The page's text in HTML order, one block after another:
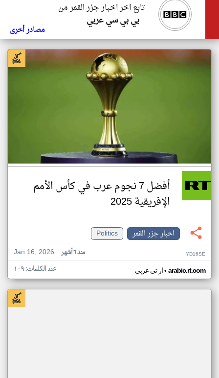
تابع اخر اخبار جزر القمر من
بي بي سي عربي
مصادر أخرى
أفضل 7 نجوم عرب في كأس الأمم
الإفريقية 2025
اخبار جزر القمر
Politics
Jan 16, 2026
منذ ٦ أشهر YD16SE
ار تي عربي• arabic.rt.com عدد الكلمات: ١٠٩